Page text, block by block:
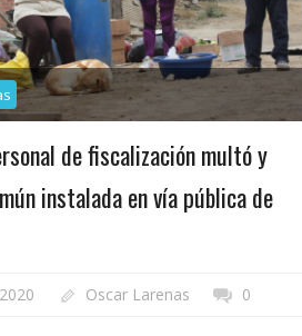
de fiscalización multó y
instalada en vía pública de
Oscar Larenas 0